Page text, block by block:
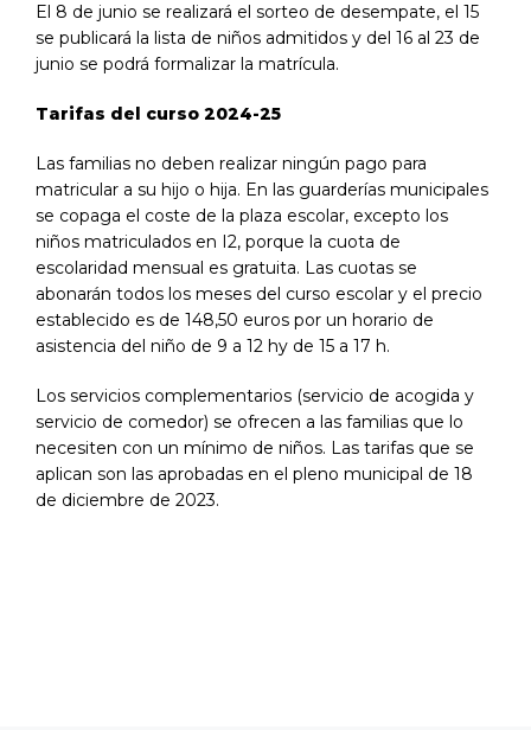
El 8 de junio se realizará el sorteo de desempate, el 15
se publicará la lista de niños admitidos y del 16 al 23 de
junio se podrá formalizar la matrícula.
Tarifas del curso 2024-25
Las familias no deben realizar ningún pago para
matricular a su hijo o hija. En las guarderías municipales
se copaga el coste de la plaza escolar, excepto los
niños matriculados en I2, porque la cuota de
escolaridad mensual es gratuita. Las cuotas se
abonarán todos los meses del curso escolar y el precio
establecido es de 148,50 euros por un horario de
asistencia del niño de 9 a 12 hy de 15 a 17 h.
Los servicios complementarios (servicio de acogida y
servicio de comedor) se ofrecen a las familias que lo
necesiten con un mínimo de niños. Las tarifas que se
aplican son las aprobadas en el pleno municipal de 18
de diciembre de 2023.